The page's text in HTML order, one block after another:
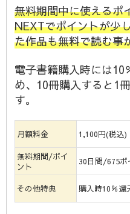
無料期間中に使えるポ
NEXTでポイントが少
た作品も無料で読む事
電子書籍購入時には10
め、10冊購入すると1
す。
月額料金 1,100円(税込)
無料期間/ポイ
ント
30日間/675ポ
その他特典 購入時10％還